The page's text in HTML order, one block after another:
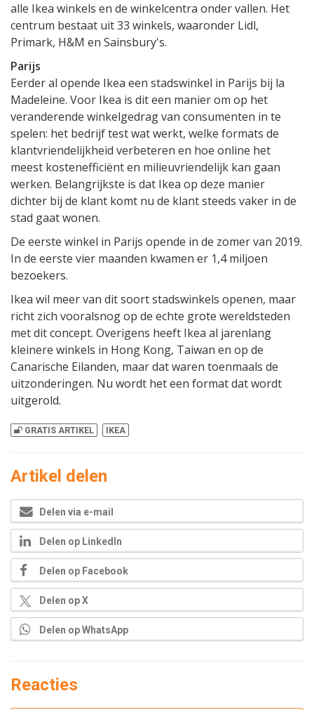
alle Ikea winkels en de winkelcentra onder vallen. Het
centrum bestaat uit 33 winkels, waaronder Lidl,
Primark, H&M en Sainsbury's.
Parijs
Eerder al opende Ikea een stadswinkel in Parijs bij la
Madeleine. Voor Ikea is dit een manier om op het
veranderende winkelgedrag van consumenten in te
spelen: het bedrijf test wat werkt, welke formats de
klantvriendelijkheid verbeteren en hoe online het
meest kostenefficiënt en milieuvriendelijk kan gaan
werken. Belangrijkste is dat Ikea op deze manier
dichter bij de klant komt nu de klant steeds vaker in de
stad gaat wonen.
De eerste winkel in Parijs opende in de zomer van 2019.
In de eerste vier maanden kwamen er 1,4 miljoen
bezoekers.
Ikea wil meer van dit soort stadswinkels openen, maar
richt zich vooralsnog op de echte grote wereldsteden
met dit concept. Overigens heeft Ikea al jarenlang
kleinere winkels in Hong Kong, Taiwan en op de
Canarische Eilanden, maar dat waren toenmaals de
uitzonderingen. Nu wordt het een format dat wordt
uitgerold.
GRATIS ARTIKEL IKEA
Artikel delen
Delen via e-mail
Delen op LinkedIn
Delen op Facebook
Delen op X
Delen op WhatsApp
Reacties